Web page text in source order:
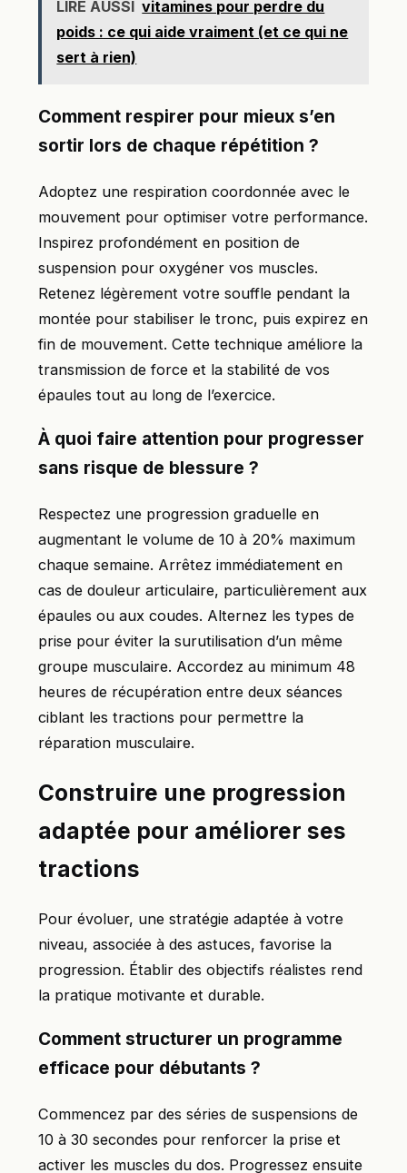
LIRE AUSSI vitamines pour perdre du
poids : ce qui aide vraiment (et ce qui ne
sert à rien)
Comment respirer pour mieux s’en
sortir lors de chaque répétition ?
Adoptez une respiration coordonnée avec le
mouvement pour optimiser votre performance.
Inspirez profondément en position de
suspension pour oxygéner vos muscles.
Retenez légèrement votre souffle pendant la
montée pour stabiliser le tronc, puis expirez en
fin de mouvement. Cette technique améliore la
transmission de force et la stabilité de vos
épaules tout au long de l’exercice.
À quoi faire attention pour progresser
sans risque de blessure ?
Respectez une progression graduelle en
augmentant le volume de 10 à 20% maximum
chaque semaine. Arrêtez immédiatement en
cas de douleur articulaire, particulièrement aux
épaules ou aux coudes. Alternez les types de
prise pour éviter la surutilisation d’un même
groupe musculaire. Accordez au minimum 48
heures de récupération entre deux séances
ciblant les tractions pour permettre la
réparation musculaire.
Construire une progression
adaptée pour améliorer ses
tractions
Pour évoluer, une stratégie adaptée à votre
niveau, associée à des astuces, favorise la
progression. Établir des objectifs réalistes rend
la pratique motivante et durable.
Comment structurer un programme
efficace pour débutants ?
Commencez par des séries de suspensions de
10 à 30 secondes pour renforcer la prise et
activer les muscles du dos. Progressez ensuite